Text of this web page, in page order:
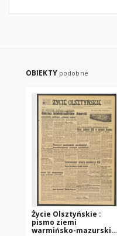
OBIEKTY podobne
Życie Olsztyńskie :
pismo ziemi
warmińsko-mazurskiej,